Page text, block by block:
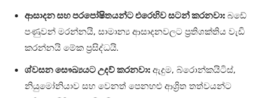
ආසාදන සහ පරපෝෂිතයන්ට එරෙහිව සටන් කරනවා: බඩේ
පණුවන් මරන්නයි, සාමාන්‍ය ආසාදනවලට ප්‍රතිශක්තිය වැඩි
කරන්නයි මේක ප්‍රසිද්ධයි.
ශ්වසන සෞඛ්‍යයට උදව් කරනවා: ඇදුම, බ්රොන්කයිටිස්,
නියුමෝනියාව සහ වෙනත් පෙනහළු ආශ්‍රිත තත්වයන්ට